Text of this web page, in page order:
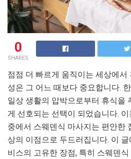
0
SHARES
점점 더 빠르게 움직이는 세상에서
성은 그 어느 때보다 중요합니다.
일상 생활의 압박으로부터 휴식을
게 선호되는 선택이 되었습니다.
중에서 스웨덴식 마사지는 편안한
상의 이점으로 두드러집니다. 이
비스의 고유한 장점, 특히 스웨덴